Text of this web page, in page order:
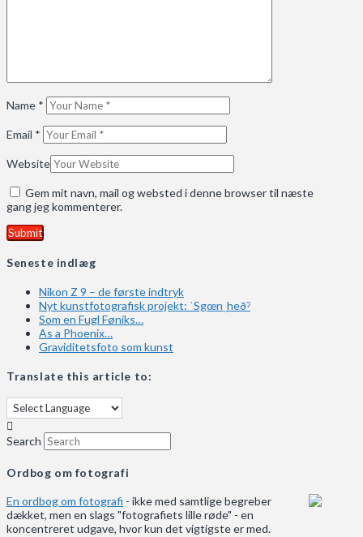
Name *
Email *
Website
Gem mit navn, mail og websted i denne browser til næste
gang jeg kommenterer.
Seneste indlæg
Nikon Z 9 – de første indtryk
Nyt kunstfotografisk projekt: ˈSgœnˌheðˀ
Som en Fugl Føniks…
As a Phoenix…
Graviditetsfoto som kunst
Translate this article to:
Search
Ordbog om fotografi
En ordbog om fotografi - ikke med samtlige begreber
dækket, men en slags "fotografiets lille røde" - en
koncentreret udgave, hvor kun det vigtigste er med.